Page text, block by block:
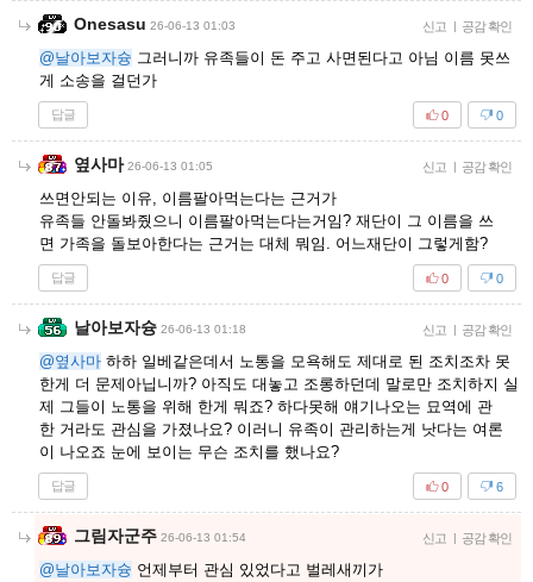
Onesasu 26-06-13 01:03 신고 공감 확인
@날아보자슝 그러니까 유족들이 돈 주고 사면된다고 아님 이름 못쓰
게 소송을 걸던가
답글 0
0
옆사마 26-06-13 01:05 신고 공감 확인
쓰면안되는 이유, 이름팔아먹는다는 근거가
유족들 안돌봐줬으니 이름팔아먹는다는거임? 재단이 그 이름을 쓰
면 가족을 돌보아한다는 근거는 대체 뭐임. 어느재단이 그렇게함?
답글 0
0
날아보자슝 26-06-13 01:18 신고 공감 확인
@옆사마 하하 일베같은데서 노통을 모욕해도 제대로 된 조치조차 못
한게 더 문제아닙니까? 아직도 대놓고 조롱하던데 말로만 조치하지 실
제 그들이 노통을 위해 한게 뭐죠? 하다못해 얘기나오는 묘역에 관
한 거라도 관심을 가졌나요? 이러니 유족이 관리하는게 낫다는 여론
이 나오죠 눈에 보이는 무슨 조치를 했나요?
답글 6
0
그림자군주 26-06-13 01:54 신고 공감 확인
@날아보자슝 언제부터 관심 있었다고 벌레새끼가